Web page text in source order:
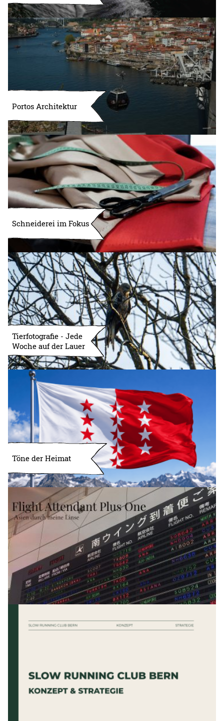
Portos Architektur
Schneiderei im Fokus
Tierfotografie - Jede
Woche auf der Lauer
Töne der Heimat